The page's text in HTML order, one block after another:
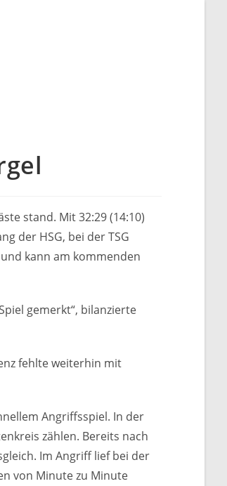
stand. Mit 32:29 (14:10)
der HSG, bei der TSG
kann am kommenden
gemerkt“, bilanzierte
fehlte weiterhin mit
Angriffsspiel. In der
zählen. Bereits nach
Im Angriff lief bei der
von Minute zu Minute